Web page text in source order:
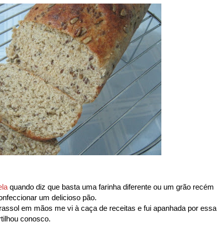
quando diz que basta uma farinha diferente ou um grão recém
um delicioso pão.
em mãos me vi à caça de receitas e fui apanhada por essa
conosco.